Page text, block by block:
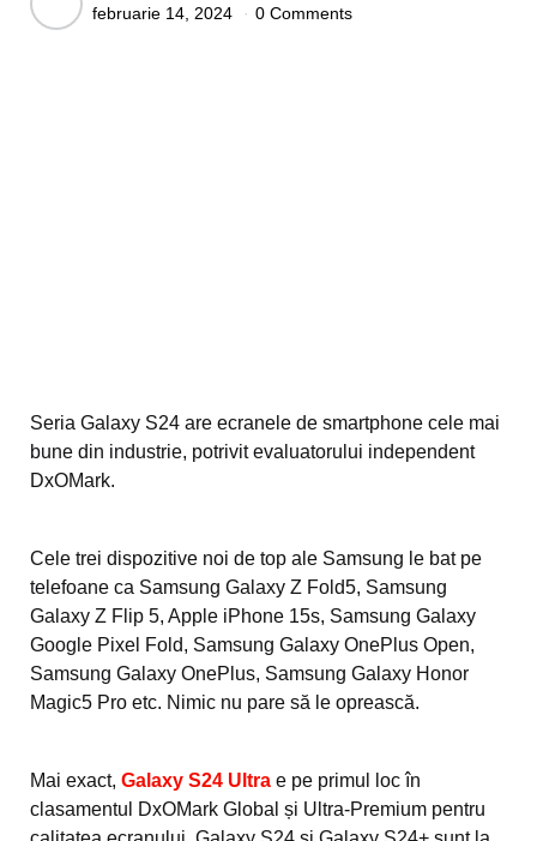
by
februarie 14, 2024
0 Comments
Seria Galaxy S24 are ecranele de smartphone cele mai
bune din industrie, potrivit evaluatorului independent
DxOMark.
Cele trei dispozitive noi de top ale Samsung le bat pe
telefoane ca Samsung Galaxy Z Fold5, Samsung
Galaxy Z Flip 5, Apple iPhone 15s, Samsung Galaxy
Google Pixel Fold, Samsung Galaxy OnePlus Open,
Samsung Galaxy OnePlus, Samsung Galaxy Honor
Magic5 Pro etc. Nimic nu pare să le oprească.
Mai exact, Galaxy S24 Ultra e pe primul loc în
clasamentul DxOMark Global și Ultra-Premium pentru